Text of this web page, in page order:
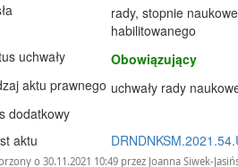
rady, stopnie
habilitowanego
uchwały
Obowiązujący
aktu prawnego uchwały rady
dodatkowy
aktu
o 30.11.2021 10:49 przez Joanna Siwek-